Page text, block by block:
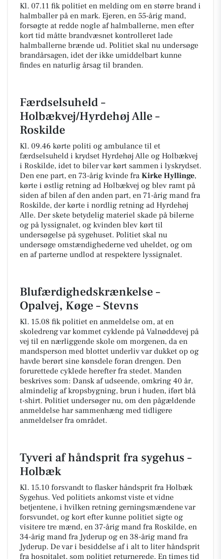
Kl. 07.11 fik politiet en melding om en større brand i
halmballer på en mark. Ejeren, en 55-årig mand,
forsøgte at redde nogle af halmballerne, men efter
kort tid måtte brandvæsnet kontrolleret lade
halmballerne brænde ud. Politiet skal nu undersøge
brandårsagen, idet der ikke umiddelbart kunne
findes en naturlig årsag til branden.
Færdselsuheld –
Holbækvej/Hyrdehøj Alle –
Roskilde
Kl. 09.46 kørte politi og ambulance til et
færdselsuheld i krydset Hyrdehøj Alle og Holbækvej
i Roskilde, idet to biler var kørt sammen i lyskrydset.
Den ene part, en 73-årig kvinde fra Kirke Hyllinge,
kørte i østlig retning ad Holbækvej og blev ramt på
siden af bilen af den anden part, en 71-årig mand fra
Roskilde, der kørte i nordlig retning ad Hyrdehøj
Alle. Der skete betydelig materiel skade på bilerne
og på lyssignalet, og kvinden blev kørt til
undersøgelse på sygehuset. Politiet skal nu
undersøge omstændighederne ved uheldet, og om
en af parterne undlod at respektere lyssignalet.
Blufærdighedskrænkelse –
Opalvej, Køge – Stevns
Kl. 15.08 fik politiet en anmeldelse om, at en
skoledreng var kommet cyklende på Valnøddevej på
vej til en nærliggende skole om morgenen, da en
mandsperson med blottet underliv var dukket op og
havde berørt sine kønsdele foran drengen. Den
forurettede cyklede herefter fra stedet. Manden
beskrives som: Dansk af udseende, omkring 40 år,
almindelig af kropsbygning, brun i huden, iført blå
t-shirt. Politiet undersøger nu, om den pågældende
anmeldelse har sammenhæng med tidligere
anmeldelser fra området.
Tyveri af håndsprit fra sygehus –
Holbæk
Kl. 15.10 forsvandt to flasker håndsprit fra Holbæk
Sygehus. Ved politiets ankomst viste et vidne
betjentene, i hvilken retning gerningsmændene var
forsvundet, og kort efter kunne politiet sigte og
visitere tre mænd, en 37-årig mand fra Roskilde, en
34-årig mand fra Jyderup og en 38-årig mand fra
Jyderup. De var i besiddelse af i alt to liter håndsprit
fra hospitalet, som politiet returnerede. En times tid